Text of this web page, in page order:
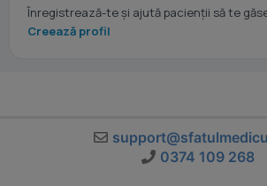
Înregistrează-te și ajută pacienții să te
Creează profil
0374 109 268